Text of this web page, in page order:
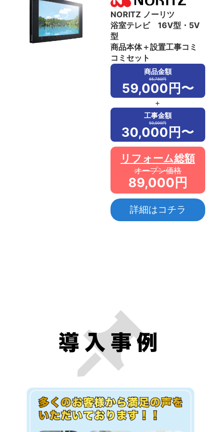
NORITZ ノーリツ
浴室テレビ 16V型・5V
型
商品本体＋設置工事コミ
コミセット
商品金額
65,780円
59,000円〜
+
工事金額
50,000円
30,000円〜
リフォーム総額
オープン価格
89,000円
詳細はコチラ